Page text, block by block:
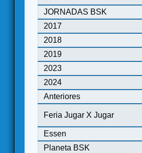
JORNADAS BSK
2017
2018
2019
2023
2024
Anteriores
Feria Jugar X Jugar
Essen
Planeta BSK